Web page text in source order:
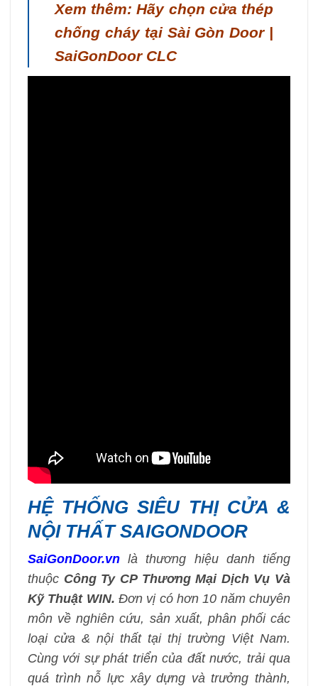
Xem thêm: Hãy chọn cửa thép
chống cháy tại Sài Gòn Door |
SaiGonDoor CLC
HỆ THỐNG SIÊU THỊ CỬA &
NỘI THẤT SAIGONDOOR
SaiGonDoor.vn là thương hiệu danh tiếng
thuộc Công Ty CP Thương Mại Dịch Vụ Và
Kỹ Thuật WIN. Đơn vị có hơn 10 năm chuyên
môn về nghiên cứu, sản xuất, phân phối các
loại cửa & nội thất tại thị trường Việt Nam.
Cùng với sự phát triển của đất nước, trải qua
quá trình nỗ lực xây dựng và trưởng thành,